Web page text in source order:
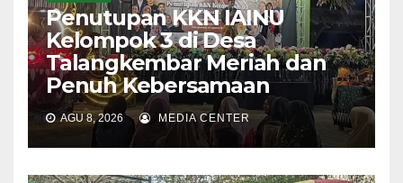
Penutupan KKN IAINU
Kelompok 3 di Desa
Talangkembar Meriah dan
Penuh Kebersamaan
AGU 8, 2026 MEDIA CENTER